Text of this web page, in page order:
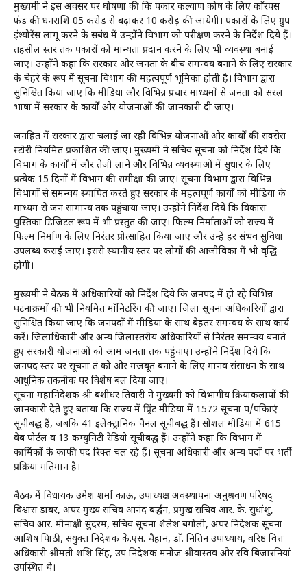
मुख्यमंत्री ने इस अवसर पर घोषणा की कि पत्रकार कल्याण कोष के लिए काॅरपस
फंड की धनराशि 05 करोड़ से बढ़ाकर 10 करोड़ की जायेगी। पत्रकारों के लिए ग्रुप
इंश्योरेंस लागू करने के सबंध में उन्होंने विभाग को परीक्षण करने के निर्देश दिये हैं।
तहसील स्तर तक पत्रकारों को मान्यता प्रदान करने के लिए भी व्यवस्था बनाई
जाए। उन्होंने कहा कि सरकार और जनता के बीच समन्वय बनाने के लिए सरकार
के चेहरे के रूप में सूचना विभाग की महत्वपूर्ण भूमिका होती है। विभाग द्वारा
सुनिश्चित किया जाए कि मीडिया और विभिन्न प्रचार माध्यमों से जनता को सरल
भाषा में सरकार के कार्यों और योजनाओं की जानकारी दी जाए।
जनहित में सरकार द्वारा चलाई जा रही विभिन्न योजनाओं और कार्यों की सक्सेस
स्टोरी नियमित प्रकाशित की जाए। मुख्यमंत्री ने सचिव सूचना को निर्देश दिये कि
विभाग के कार्यों में और तेजी लाने और विभिन्न व्यवस्थाओं में सुधार के लिए
प्रत्येक 15 दिनों में विभाग की समीक्षा की जाए। सूचना विभाग द्वारा विभिन्न
विभागों से समन्वय स्थापित करते हुए सरकार के महत्वपूर्ण कार्यों को मीडिया के
माध्यम से जन सामान्य तक पहुंचाया जाए। उन्होंने निर्देश दिये कि विकास
पुस्तिका डिजिटल रूप में भी प्रस्तुत की जाए। फिल्म निर्माताओं को राज्य में
फिल्म निर्माण के लिए निरंतर प्रोत्साहित किया जाए और उन्हें हर संभव सुविधा
उपलब्ध कराई जाए। इससे स्थानीय स्तर पर लोगों की आजीविका में भी वृद्धि
होगी।
मुख्यमंत्री ने बैठक में अधिकारियों को निर्देश दिये कि जनपद में हो रहे विभिन्न
घटनाक्रमों की भी नियमित माॅनिटरिंग की जाए। जिला सूचना अधिकारियों द्वारा
सुनिश्चित किया जाए कि जनपदों में मीडिया के साथ बेहतर समन्वय के साथ कार्य
करें। जिलाधिकारी और अन्य जिलास्तरीय अधिकारियों से निरंतर समन्वय बनाते
हुए सरकारी योजनाओं को आम जनता तक पहुंचाए। उन्होंने निर्देश दिये कि
जनपद स्तर पर सूचना तंत्र को और मजबूत बनाने के लिए मानव संसाधन के साथ
आधुनिक तकनीक पर विशेष बल दिया जाए।
सूचना महानिदेशक श्री बंशीधर तिवारी ने मुख्यमंत्री को विभागीय क्रियाकलापों की
जानकारी देते हुए बताया कि राज्य में प्र्रिंट मीडिया में 1572 सूचना पत्र/पत्रिकाएं
सूचीबद्ध हैं, जबकि 41 इलेक्ट्रानिक चैनल सूचीबद्ध हैं। सोशल मीडिया में 615
वेब पोर्टल व 13 कम्युनिटी रेडियो सूचीबद्ध हैं। उन्होंने कहा कि विभाग में
कार्मिकों के काफी पद रिक्त चल रहे हैं। सूचना अधिकारी और अन्य पदों पर भर्ती
प्रक्रिया गतिमान है।
बैठक में विधायक उमेश शर्मा काऊ, उपाध्यक्ष अवस्थापना अनुश्रवण परिषद्
विश्वास डाबर, अपर मुख्य सचिव आनंद बर्द्धन, प्रमुख सचिव आर. के. सुधांशु,
सचिव आर. मीनाक्षी सुंदरम, सचिव सूचना शैलेश बगोली, अपर निदेशक सूचना
आशिष त्रिपाठी, संयुक्त निदेशक के.एस. चैहान, डाॅ. नितिन उपाध्याय, वरिष्ठ वित्त
अधिकारी श्रीमती शशि सिंह, उप निदेशक मनोज श्रीवास्तव और रवि बिजारनियां
उपस्थित थे।